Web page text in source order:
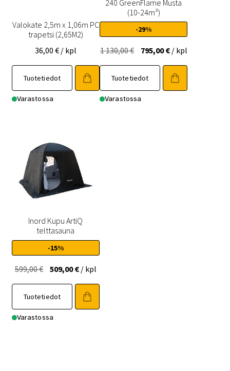
Valokate 2,5m x 1,06m PC
trapetsi (2,65M2)
36,00 € / kpl
Tuotetiedot
Varastossa
240 GreenFlame Musta
(10-24m³)
-29%
1 130,00€ Alkuperäinen
hinta
oli:
1
130,00 €.
795,00€Nykyinen
hinta
on:
795,00 €.
/ kpl
Tuotetiedot
Varastossa
Inord Kupu ArtiQ
telttasauna
-15%
599,00€ Alkuperäinen
oli:
599,00 €.
509,00€Nykyinen
on:
509,00 €.
/ kpl
Tuotetiedot
Varastossa